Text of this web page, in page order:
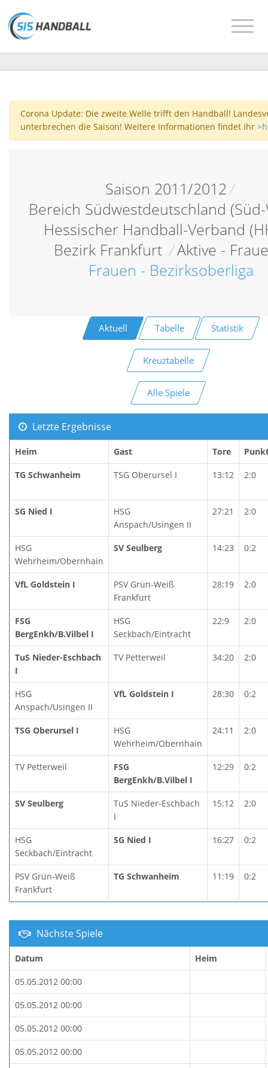
Corona Update: Die zweite Welle trifft den Handball!
unterbrechen die Saison! Weitere Informationen findet Ihr
Saison 2011/2012/
Bereich Südwestdeutschland
Hessischer Handball-Verband
Bezirk Frankfurt /Aktive -
Frauen - Bezirksoberliga
Aktuell Tabelle Statistik
Kreuztabelle
Alle Spiele
Letzte Ergebnisse
Heim Gast Tore
TG Schwanheim TSG Oberursel I 13:12 2:0
SG Nied I
HSG
Anspach/Usingen II
27:21 2:0
HSG
Wehrheim/Obernhain
SV Seulberg 14:23 0:2
VfL Goldstein I
PSV Grün-Weiß
Frankfurt
28:19 2:0
FSG
BergEnkh/B.Vilbel I
HSG
Seckbach/Eintracht
22:9 2:0
TuS Nieder-Eschbach
I
TV Petterweil 34:20 2:0
HSG
Anspach/Usingen II
VfL Goldstein I 28:30 0:2
TSG Oberursel I
HSG
Wehrheim/Obernhain
24:11 2:0
TV Petterweil
FSG
BergEnkh/B.Vilbel I
12:29 0:2
SV Seulberg
TuS Nieder-Eschbach
I
15:12 2:0
HSG
Seckbach/Eintracht
SG Nied I 16:27 0:2
PSV Grün-Weiß
Frankfurt
TG Schwanheim 11:19 0:2
Nächste Spiele
Datum Heim
05.05.2012 00:00
05.05.2012 00:00
05.05.2012 00:00
05.05.2012 00:00